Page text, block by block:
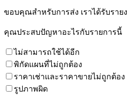
ขอบคุณสำหรับการส่ง เราได้รับรา
คุณประสบปัญหาอะไรกับรายการนี้
ไม่สามารถใช้ได้อีก
พิกัดแผนที่ไม่ถูกต้อง
ราคาเช่าและราคาขายไม่ถูกต้อง
รูปภาพผิด